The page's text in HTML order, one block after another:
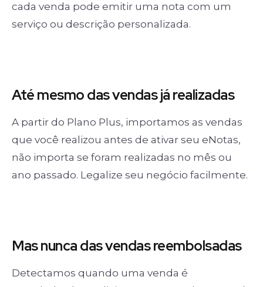
cada venda pode emitir uma nota com um
serviço ou descrição personalizada.
Até mesmo dasvendas já realizadas
A partir do Plano Plus, importamos as vendas
que você realizou antes de ativar seu eNotas,
não importa se foram realizadas no mês ou
ano passado. Legalize seu negócio facilmente.
Mas nuncadas vendasreembolsadas
Detectamos quando uma venda é